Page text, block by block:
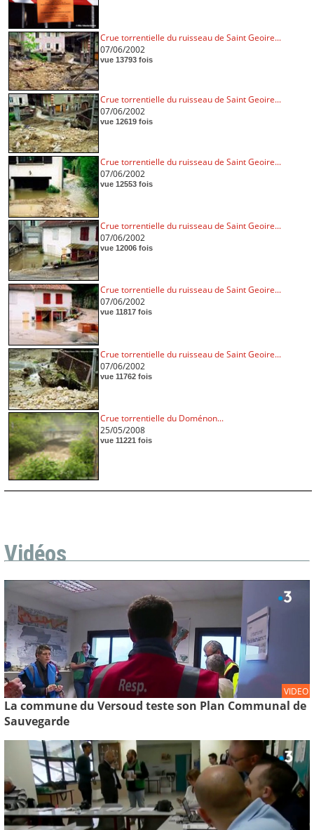
Crue torrentielle du ruisseau de Saint Geoire...
07/06/2002
vue 13793 fois
Crue torrentielle du ruisseau de Saint Geoire...
07/06/2002
vue 12619 fois
Crue torrentielle du ruisseau de Saint Geoire...
07/06/2002
vue 12553 fois
Crue torrentielle du ruisseau de Saint Geoire...
07/06/2002
vue 12006 fois
Crue torrentielle du ruisseau de Saint Geoire...
07/06/2002
vue 11817 fois
Crue torrentielle du ruisseau de Saint Geoire...
07/06/2002
vue 11762 fois
Crue torrentielle du Doménon...
25/05/2008
vue 11221 fois
Vidéos
VIDEO
La commune du Versoud teste son Plan Communal de
Sauvegarde